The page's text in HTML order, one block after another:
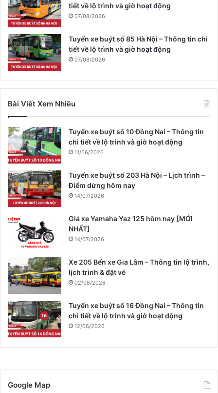
tiết về lộ trình và giờ hoạt động
07/08/2026
Tuyến xe buýt số 85 Hà Nội – Thông tin chi
tiết về lộ trình và giờ hoạt động
07/08/2026
Bài Viết Xem Nhiều
Tuyến xe buýt số 10 Đồng Nai – Thông tin
chi tiết về lộ trình và giờ hoạt động
11/06/2026
Tuyến xe buýt số 203 Hà Nội – Lịch trình –
Điểm dừng hôm nay
14/07/2026
Giá xe Yamaha Yaz 125 hôm nay [MỚI
NHẤT]
14/07/2026
Xe 205 Bến xe Gia Lâm – Thông tin lộ trình,
lịch trình & đặt vé
02/08/2026
Tuyến xe buýt số 16 Đồng Nai – Thông tin
chi tiết về lộ trình và giờ hoạt động
12/06/2026
Google Map